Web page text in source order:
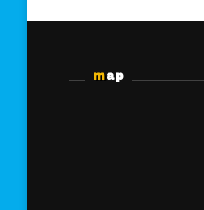
map